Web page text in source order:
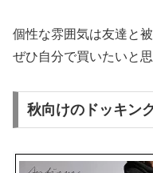
個性な雰囲気は友達と
ぜひ自分で買いたいと思
秋向けのドッキン